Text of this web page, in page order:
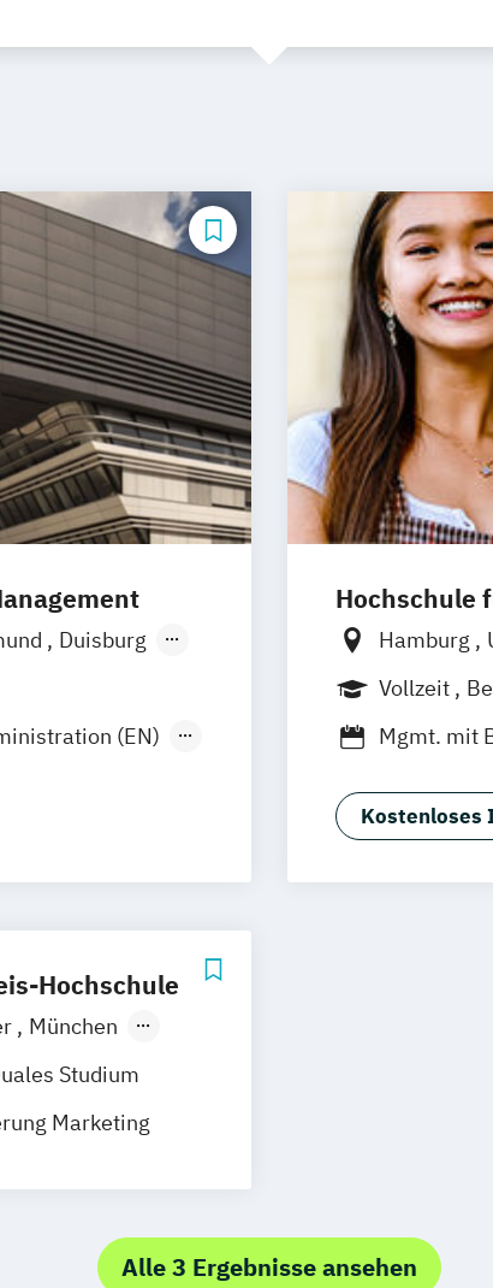
Duisburg
(EN)
Hochschule
Hamburg
Frankfurt
Nürnberg
Vollzeit
Duales
Mgmt. mit
Kostenloses
Hochschule
München
Studium
Marketing
Alle 3 Ergebnisse ansehen